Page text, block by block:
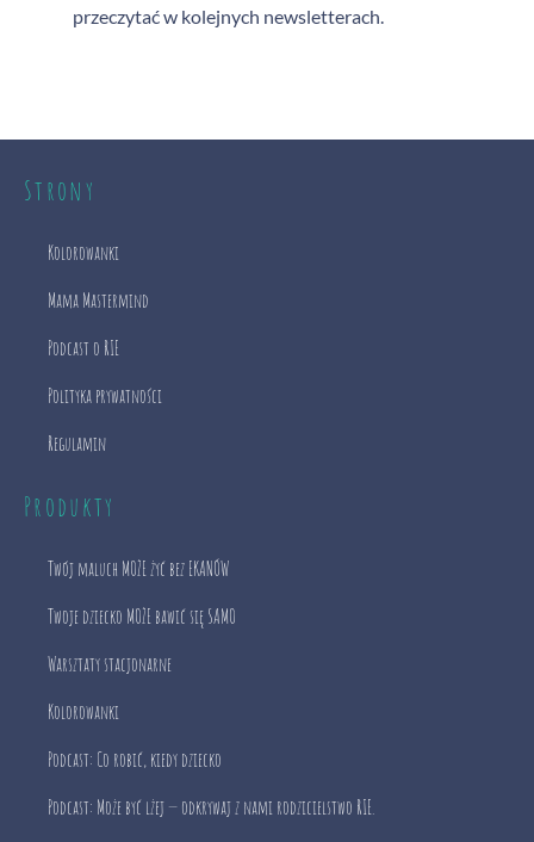
przeczytać w kolejnych newsletterach.
Strony
Kolorowanki
Mama Mastermind
Podcast o RIE
Polityka prywatności
Regulamin
Produkty
Twój maluch MOŻE żyć bez EKANÓW
Twoje dziecko MOŻE bawić się SAMO
Warsztaty stacjonarne
Kolorowanki
Podcast: Co robić, kiedy dziecko
Podcast: Może być lżej — odkrywaj z nami rodzicielstwo RIE.